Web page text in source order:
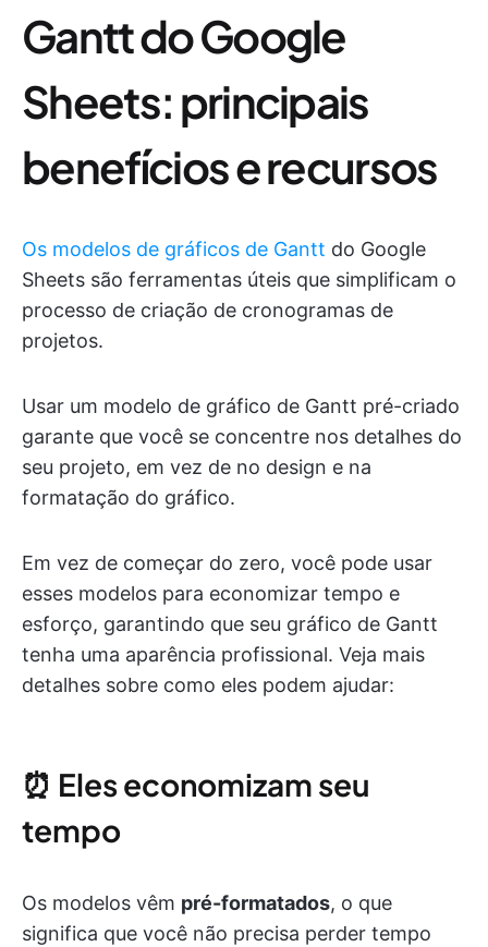
Gantt do Google
Sheets: principais
benefícios e recursos
Os modelos de gráficos de Gantt do Google
Sheets são ferramentas úteis que simplificam o
processo de criação de cronogramas de
projetos.
Usar um modelo de gráfico de Gantt pré-criado
garante que você se concentre nos detalhes do
seu projeto, em vez de no design e na
formatação do gráfico.
Em vez de começar do zero, você pode usar
esses modelos para economizar tempo e
esforço, garantindo que seu gráfico de Gantt
tenha uma aparência profissional. Veja mais
detalhes sobre como eles podem ajudar:
⏰ Eles economizam seu
tempo
Os modelos vêm pré-formatados, o que
significa que você não precisa perder tempo